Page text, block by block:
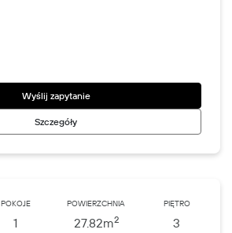
Wyślij zapytanie
Szczegóły
POKOJE
1
POWIERZCHNIA
27.82m2
PIĘTRO
3